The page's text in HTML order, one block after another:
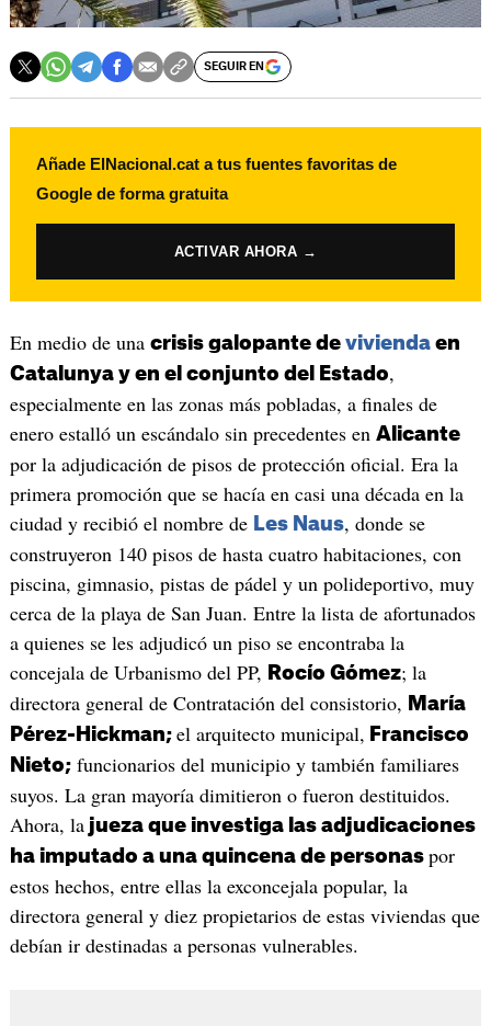
SEGUIR EN
Añade ElNacional.cat a tus fuentes favoritas de
Google de forma gratuita
ACTIVAR AHORA →
En medio de una crisis galopante de viviendaen
Catalunya y en el conjunto del Estado,
especialmente en las zonas más pobladas, a finales de
enero estalló un escándalo sin precedentes en Alicante
por la adjudicación de pisos de protección oficial. Era la
primera promoción que se hacía en casi una década en la
ciudad y recibió el nombre de Les Naus, donde se
construyeron 140 pisos de hasta cuatro habitaciones, con
piscina, gimnasio, pistas de pádel y un polideportivo, muy
cerca de la playa de San Juan. Entre la lista de afortunados
a quienes se les adjudicó un piso se encontraba la
concejala de Urbanismo del PP, Rocío Gómez; la
directora general de Contratación del consistorio, María
Pérez-Hickman; el arquitecto municipal, Francisco
Nieto;funcionarios del municipio y también familiares
suyos. La gran mayoría dimitieron o fueron destituidos.
Ahora, lajueza que investiga las adjudicaciones
ha imputado a una quincena de personas por
estos hechos, entre ellas la exconcejala popular, la
directora general y diez propietarios de estas viviendas que
debían ir destinadas a personas vulnerables.